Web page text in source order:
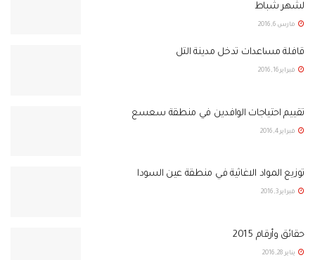
لشهر شباط‎
مارس 6, 2016
قافلة مساعدات تدخل مدينة التل
فبراير 16, 2016
تقييم احتياجات الوافدين في منطقة سعسع
فبراير 4, 2016
توزيع المواد الاغاثية في منطقة عين السودا
فبراير 3, 2016
حقائق وأرقام 2015
يناير 28, 2016